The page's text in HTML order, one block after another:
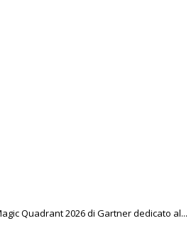
Quadrant 2026 di Gartner dedicato al...